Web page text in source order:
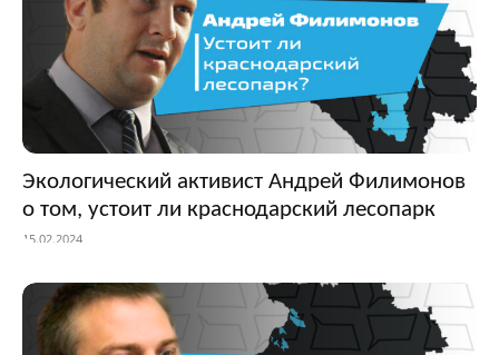
Экологический активист Андрей Филимонов
о том, устоит ли краснодарский лесопарк
15.02.2024